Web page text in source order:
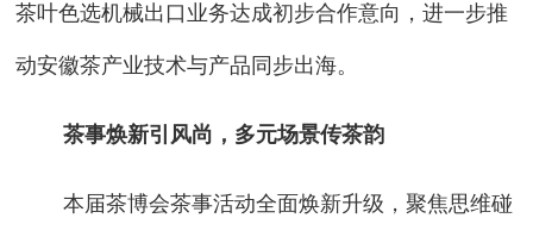
茶叶色选机械出口业务达成初步合作意向，进一步推
动安徽茶产业技术与产品同步出海。
茶事焕新引风尚，多元场景传茶韵
本届茶博会茶事活动全面焕新升级，聚焦思维碰